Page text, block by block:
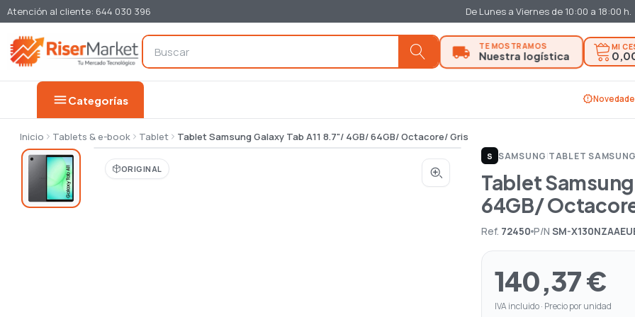
Atención al cliente: 644 030 396 De Lunes a Viernes de 10:00 a 18:00 h.
MI
menuCategorías new_releases
Inicio Tablets & e-book Tablet Tablet Samsung Galaxy Tab A11 8.7"/ 4GB/ 64GB/ Octacore/ Gris
ORIGINAL
S SAMSUNG|TABLET SAMSUNG
Tablet
64GB/
Ref. 72450 P/N SM-
140,37 €
IVA incluido · Precio por unidad